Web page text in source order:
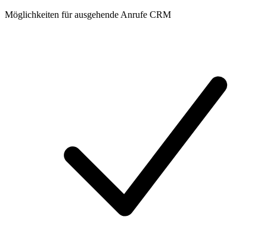
Möglichkeiten für ausgehende Anrufe CRM